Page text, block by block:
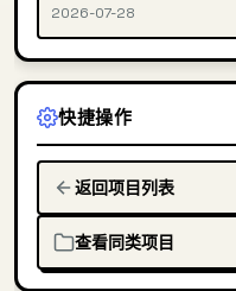
2026-07-28
快捷操作
返回项目列表
查看同类项目